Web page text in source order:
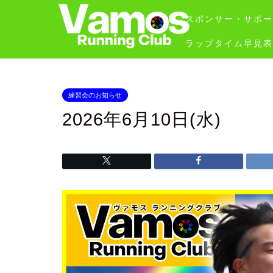
スポンサー・サポ
ラップタイム早見表
練習会のお知らせ
2026年6月10日(水)